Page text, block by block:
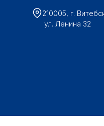
210005, г.
ул. Ленина 32